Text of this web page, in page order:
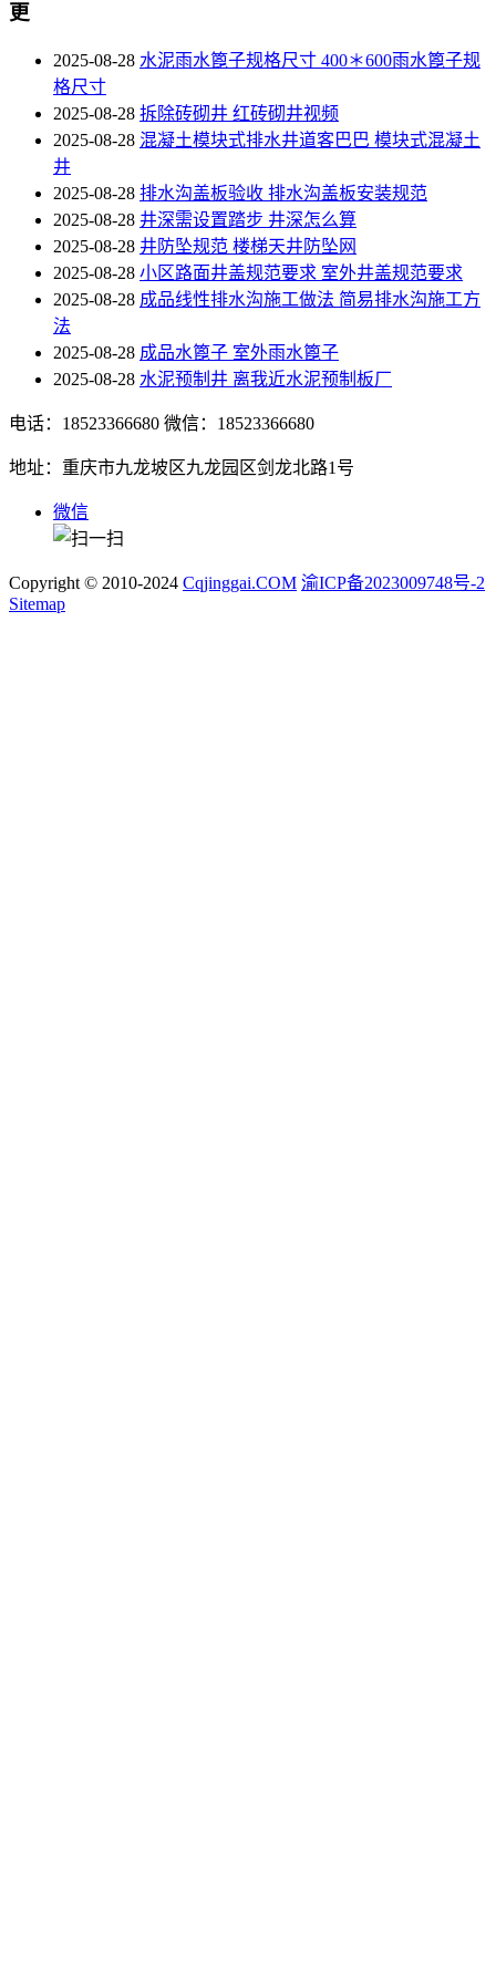
更
2025-08-28 水泥雨水篦子规格尺寸 400＊600雨水篦子规
格尺寸
2025-08-28 拆除砖砌井 红砖砌井视频
2025-08-28 混凝土模块式排水井道客巴巴 模块式混凝土
井
2025-08-28 排水沟盖板验收 排水沟盖板安装规范
2025-08-28 井深需设置踏步 井深怎么算
2025-08-28 井防坠规范 楼梯天井防坠网
2025-08-28 小区路面井盖规范要求 室外井盖规范要求
2025-08-28 成品线性排水沟施工做法 简易排水沟施工方
法
2025-08-28 成品水篦子 室外雨水篦子
2025-08-28 水泥预制井 离我近水泥预制板厂
电话：18523366680 微信：18523366680
地址：重庆市九龙坡区九龙园区剑龙北路1号
微信
Copyright © 2010-2024 Cqjinggai.COM 渝ICP备2023009748号-2
Sitemap